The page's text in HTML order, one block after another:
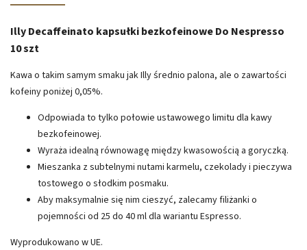
Illy Decaffeinato kapsułki bezkofeinowe Do Nespresso
10 szt
Kawa o takim samym smaku jak Illy średnio palona, ale o zawartości
kofeiny poniżej 0,05%.
Odpowiada to tylko połowie ustawowego limitu dla kawy
bezkofeinowej.
Wyraża idealną równowagę między kwasowością a goryczką.
Mieszanka z subtelnymi nutami karmelu, czekolady i pieczywa
tostowego o słodkim posmaku.
Aby maksymalnie się nim cieszyć, zalecamy filiżanki o
pojemności od 25 do 40 ml dla wariantu Espresso.
Wyprodukowano w UE.